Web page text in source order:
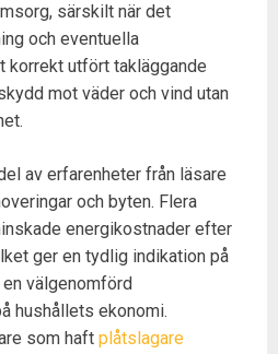
särskilt när det
och eventuella
korrekt utfört takläggande
mot väder och vind utan
av erfarenheter från läsare
och byten. Flera
energikostnader efter
ger en tydlig indikation på
välgenomförd
hushållets ekonomi.
som haft plåtslagare